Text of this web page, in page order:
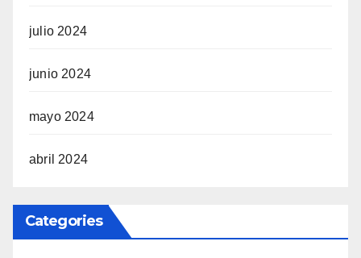
julio 2024
junio 2024
mayo 2024
abril 2024
Categories